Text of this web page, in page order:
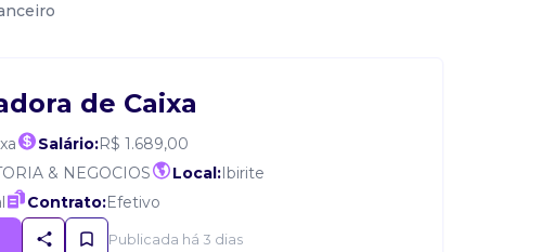
de Caixa
Salário:R$ 1.689,00
& NEGOCIOS Local:Ibirite
Contrato:Efetivo
Publicada há 3 dias